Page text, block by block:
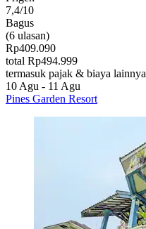
7,4/10
Bagus
(6 ulasan)
Rp409.090
total Rp494.999
termasuk pajak & biaya lainnya
10 Agu - 11 Agu
Pines Garden Resort